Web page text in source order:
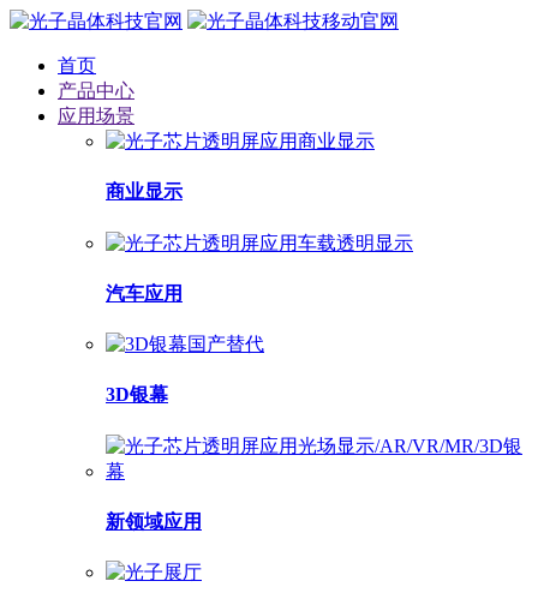
首页
产品中心
应用场景
商业显示
汽车应用
3D银幕
新领域应用